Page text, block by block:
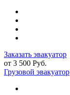
Заказать эвакуатор
от 3 500 Руб.
Грузовой эвакуатор